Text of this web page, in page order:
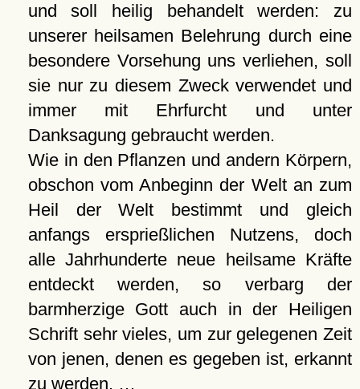
und soll heilig behandelt werden: zu
unserer heilsamen Belehrung durch eine
besondere Vorsehung uns verliehen, soll
sie nur zu diesem Zweck verwendet und
immer mit Ehrfurcht und unter
Danksagung gebraucht werden.
Wie in den Pflanzen und andern Körpern,
obschon vom Anbeginn der Welt an zum
Heil der Welt bestimmt und gleich
anfangs ersprießlichen Nutzens, doch
alle Jahrhunderte neue heilsame Kräfte
entdeckt werden, so verbarg der
barmherzige Gott auch in der Heiligen
Schrift sehr vieles, um zur gelegenen Zeit
von jenen, denen es gegeben ist, erkannt
zu werden. …